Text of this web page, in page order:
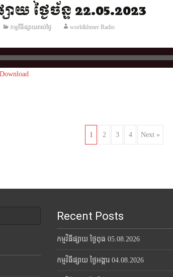
ាយ ថ្ងៃច័ន្ទ 22.05.2023
កម្មវិធីផ្សាយរាល់ថ្ងៃ worldkhmer Radio
Download
1 2 3 4 Next »
Recent Posts
កម្មវិធីផ្សាយ ថ្ងៃពុធ 05.08.2026
កម្មវិធីផ្សាយ ថ្ងៃអង្គារ 04.08.2026